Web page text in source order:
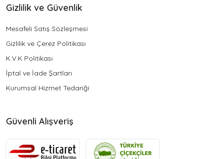
Gizlilik ve Güvenlik
Mesafeli Satış Sözleşmesi
Gizlilik ve Çerez Politikası
K.V.K Politikası
İptal ve İade Şartları
Kurumsal Hizmet Tedariği
Güvenli Alışveriş